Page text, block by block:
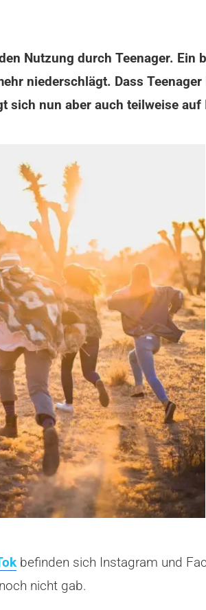
Nutzung durch Teenager.
niederschlägt. Dass
sich nun aber auch teilweise auf
befinden sich Instagram und
nicht gab.